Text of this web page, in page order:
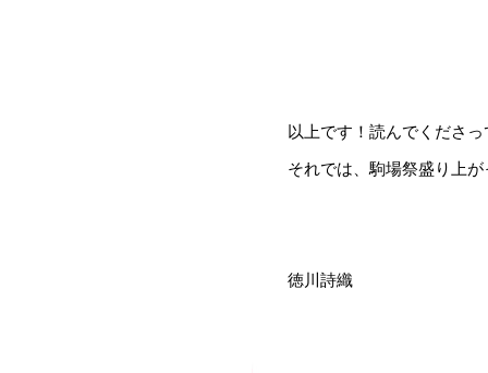
以上です！読んでくださ
それでは、駒場祭盛り上
徳川詩織